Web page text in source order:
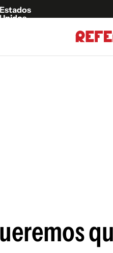
Estados
Unidos